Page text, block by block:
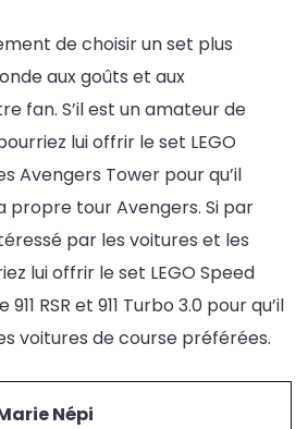
de choisir un set plus
aux goûts et aux
fan. S’il est un amateur de
lui offrir le set LEGO
Avengers Tower pour qu’il
propre tour Avengers. Si par
par les voitures et les
lui offrir le set LEGO Speed
RSR et 911 Turbo 3.0 pour qu’il
voitures de course préférées.
Népi